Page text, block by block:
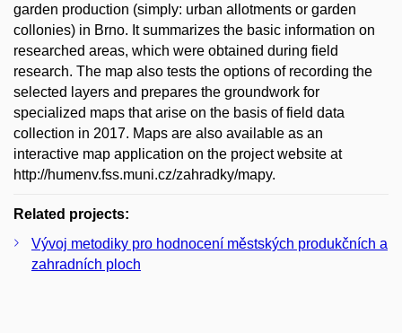
garden production (simply: urban allotments or garden
collonies) in Brno. It summarizes the basic information on
researched areas, which were obtained during field
research. The map also tests the options of recording the
selected layers and prepares the groundwork for
specialized maps that arise on the basis of field data
collection in 2017. Maps are also available as an
interactive map application on the project website at
http://humenv.fss.muni.cz/zahradky/mapy.
Related projects:
Vývoj metodiky pro hodnocení městských produkčních a
zahradních ploch